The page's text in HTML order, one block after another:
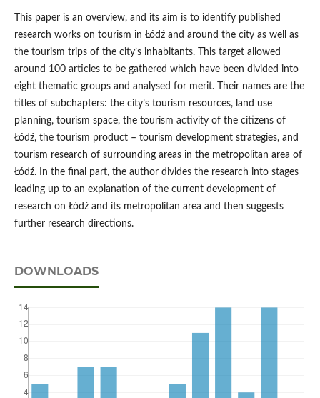
This paper is an overview, and its aim is to identify published
research works on tourism in Łódź and around the city as well as
the tourism trips of the city’s inhabitants. This target allowed
around 100 articles to be gathered which have been divided into
eight thematic groups and analysed for merit. Their names are the
titles of subchapters: the city’s tourism resources, land use
planning, tourism space, the tourism activity of the citizens of
Łódź, the tourism product – tourism development strategies, and
tourism research of surrounding areas in the metropolitan area of
Łódź. In the final part, the author divides the research into stages
leading up to an explanation of the current development of
research on Łódź and its metropolitan area and then suggests
further research directions.
DOWNLOADS